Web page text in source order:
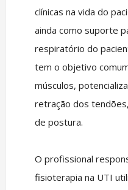
clínicas na vida do
ainda como suporte
respiratório do
tem o objetivo
músculos,
retração dos
de postura.
O profissional
fisioterapia na UTI